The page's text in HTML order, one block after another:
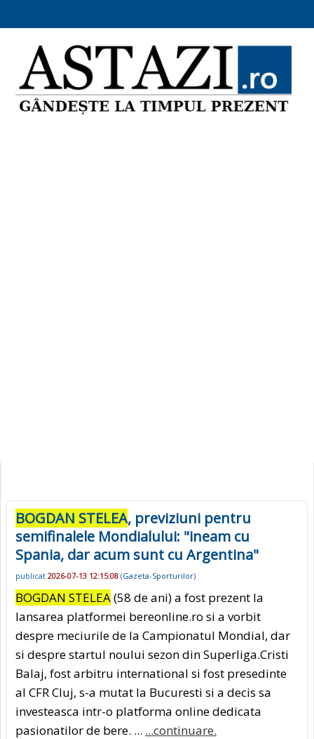
BOGDAN STELEA, previziuni pentru
semifinalele Mondialului: "ineam cu
Spania, dar acum sunt cu Argentina"
publicat 2026-07-13 12:15:08 (Gazeta-Sporturilor)
BOGDAN STELEA(58 de ani) a fost prezent la
lansarea platformei bereonline.ro si a vorbit
despre meciurile de la Campionatul Mondial, dar
si despre startul noului sezon din Superliga.Cristi
Balaj, fost arbitru international si fost presedinte
al CFR Cluj, s-a mutat la Bucuresti si a decis sa
investeasca intr-o platforma online dedicata
pasionatilor de bere. ... ...continuare.